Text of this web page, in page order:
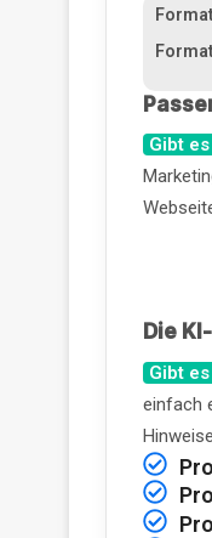
Gibt
Die
Gibt
einfach